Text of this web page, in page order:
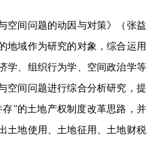
空间问题的动因与对策》（张益
地域作为研究的对象，综合运用
学、组织行为学、空间政治学等
空间问题进行综合分析研究，提
”的土地产权制度改革思路，并
土地使用、土地征用、土地财税